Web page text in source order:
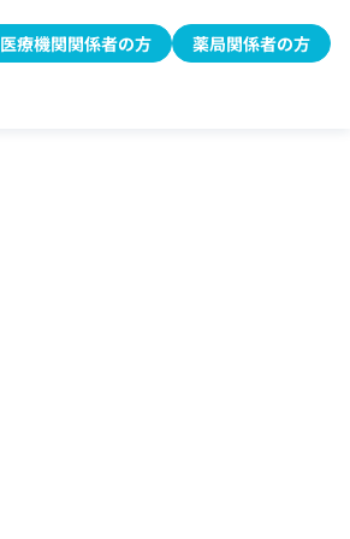
医療機関関係者の方 薬局関係者の方